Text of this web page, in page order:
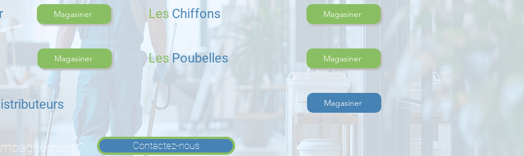
Magasiner
Magasiner
Les Chiffons Magasiner
Les Poubelles Magasiner
Magasiner
? Contactez-nous